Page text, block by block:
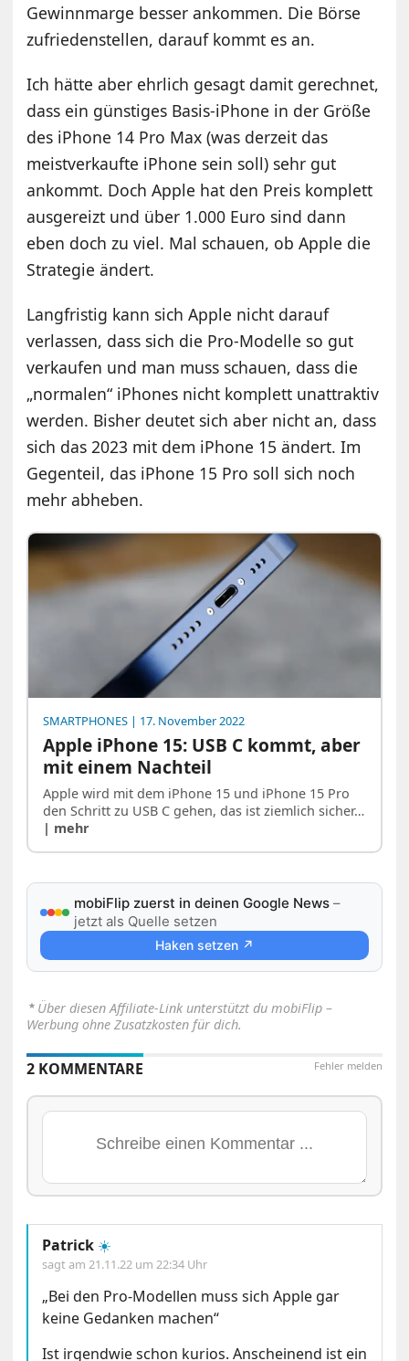
Gewinnmarge besser ankommen. Die Börse
zufriedenstellen, darauf kommt es an.
Ich hätte aber ehrlich gesagt damit gerechnet,
dass ein günstiges Basis-iPhone in der Größe
des iPhone 14 Pro Max (was derzeit das
meistverkaufte iPhone sein soll) sehr gut
ankommt. Doch Apple hat den Preis komplett
ausgereizt und über 1.000 Euro sind dann
eben doch zu viel. Mal schauen, ob Apple die
Strategie ändert.
Langfristig kann sich Apple nicht darauf
verlassen, dass sich die Pro-Modelle so gut
verkaufen und man muss schauen, dass die
„normalen“ iPhones nicht komplett unattraktiv
werden. Bisher deutet sich aber nicht an, dass
sich das 2023 mit dem iPhone 15 ändert. Im
Gegenteil, das iPhone 15 Pro soll sich noch
mehr abheben.
SMARTPHONES | 17. November 2022
Apple iPhone 15: USB C kommt, aber
mit einem Nachteil
Apple wird mit dem iPhone 15 und iPhone 15 Pro
den Schritt zu USB C gehen, das ist ziemlich sicher…
| mehr
mobiFlip zuerst in deinen Google News –
jetzt als Quelle setzen
Haken setzen ↗
⋆ Über diesen Affiliate-Link unterstützt du mobiFlip –
Werbung ohne Zusatzkosten für dich.
Fehler melden
2 KOMMENTARE
Patrick ☀️
sagt am21.11.22 um 22:34 Uhr
„Bei den Pro-Modellen muss sich Apple gar
keine Gedanken machen“
Ist irgendwie schon kurios. Anscheinend ist ein